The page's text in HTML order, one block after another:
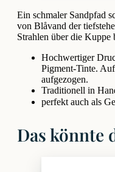
Ein schmaler Sandpfad
von Blåvand der
Strahlen über die Kuppe
Hochwertiger
Pigment-Tinte.
aufgezogen.
Traditionell in
perfekt auch als
Das könnte